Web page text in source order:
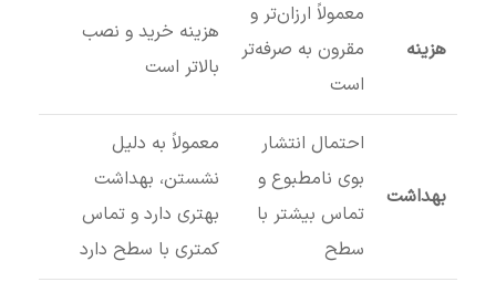
هزینه
معمولاً ارزان‌تر و
مقرون به صرفه‌تر
است
هزینه خرید و نصب
بالاتر است
بهداشت
احتمال انتشار
بوی نامطبوع و
تماس بیشتر با
سطح
معمولاً به دلیل
نشستن، بهداشت
بهتری دارد و تماس
کمتری با سطح دارد